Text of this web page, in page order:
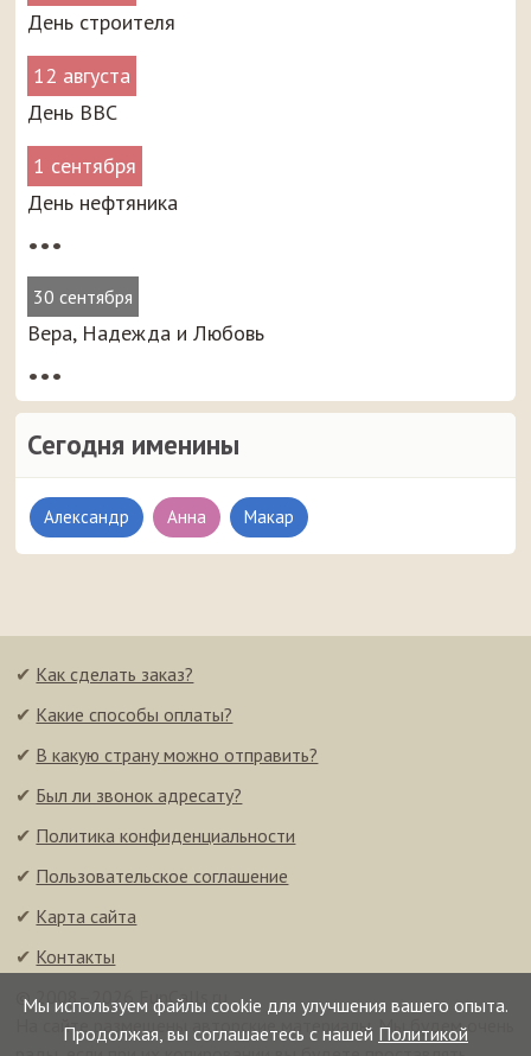
День строителя
12 августа
День ВВС
1 сентября
День нефтяника
•••
30 сентября
Вера, Надежда и Любовь
•••
Сегодня именины
Александр Анна Макар
Мы используем файлы cookie для улучшения вашего опыта.
Продолжая, вы соглашаетесь с нашей Политикой
✔ Как сделать заказ?
✔ Какие способы оплаты?
✔ В какую страну можно отправить?
✔ Был ли звонок адресату?
✔ Политика конфиденциальности
✔ Пользовательское соглашение
✔ Карта сайта
✔ Контакты
© 2008–2026 FunCalls.ru
На сайте размещены авторские материалы. Мы будем очень